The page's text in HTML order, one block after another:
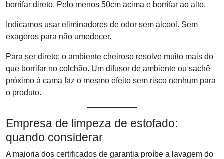
borrifar direto. Pelo menos 50cm acima e borrifar ao alto.
Indicamos usar eliminadores de odor sem álcool. Sem
exageros para não umedecer.
Para ser direto: o ambiente cheiroso resolve muito mais do
que borrifar no colchão. Um difusor de ambiente ou sachê
próximo à cama faz o mesmo efeito sem risco nenhum para
o produto.
Empresa de limpeza de estofado:
quando considerar
A maioria dos certificados de garantia proíbe a lavagem do